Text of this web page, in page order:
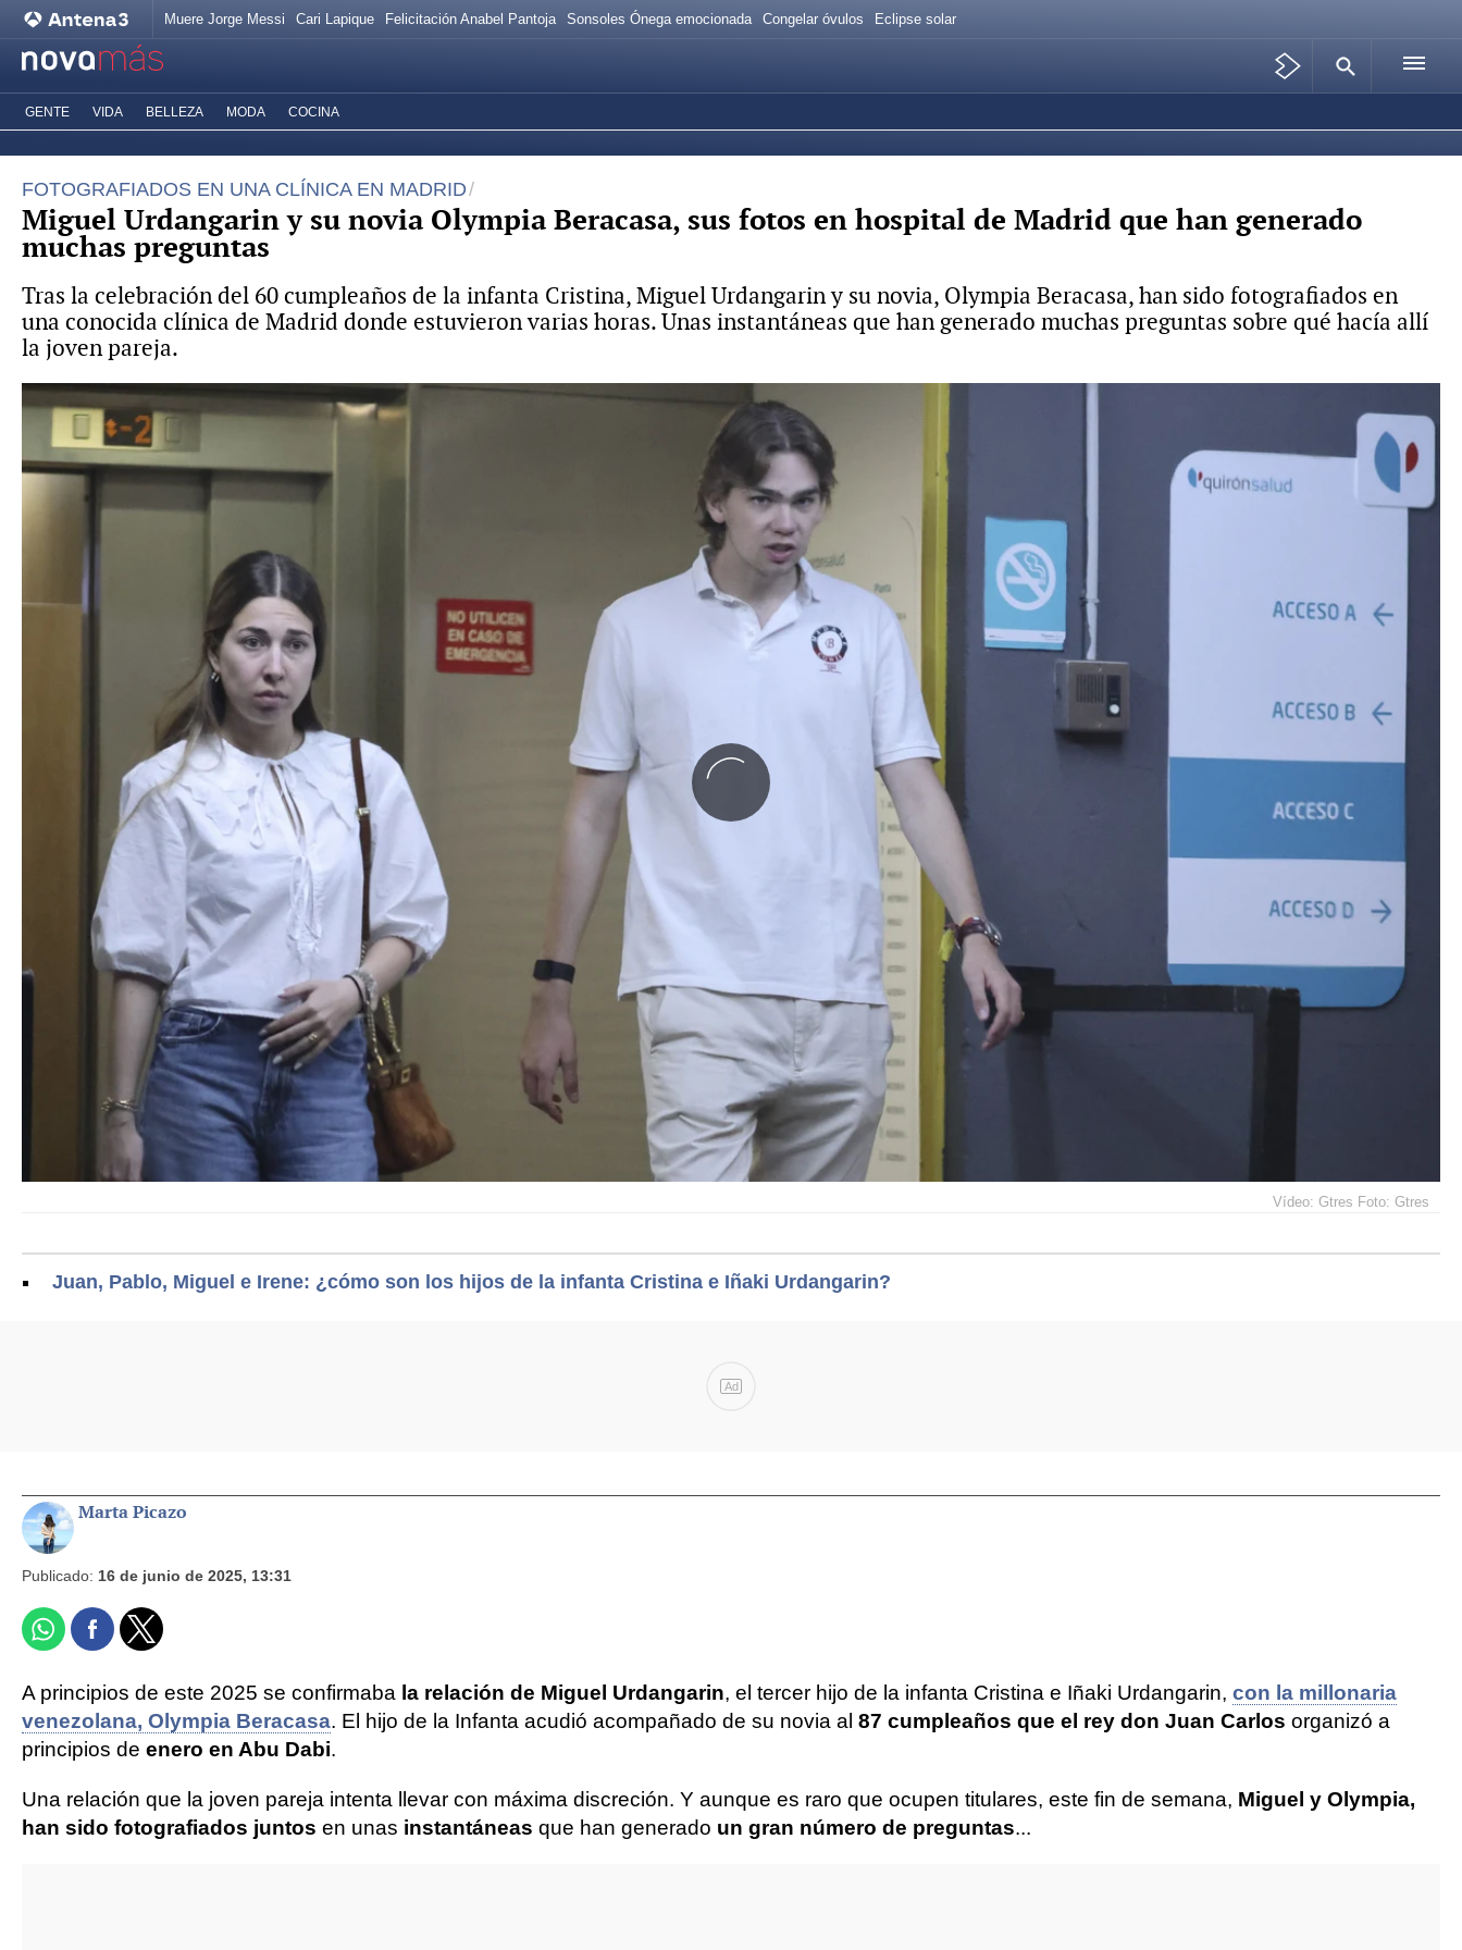
Muere Jorge Messi Cari Lapique Felicitación Anabel Pantoja Sonsoles Ónega emocionada Congelar óvulos Eclipse solar
GENTE VIDA BELLEZA MODA COCINA
FOTOGRAFIADOS EN UNA CLÍNICA EN MADRID
Miguel Urdangarin y su novia Olympia Beracasa, sus fotos en hospital de Madrid que han generado
muchas preguntas
Tras la celebración del 60 cumpleaños de la infanta Cristina, Miguel Urdangarin y su novia, Olympia Beracasa, han sido fotografiados en
una conocida clínica de Madrid donde estuvieron varias horas. Unas instantáneas que han generado muchas preguntas sobre qué hacía allí
la joven pareja.
Vídeo: Gtres Foto: Gtres
Juan, Pablo, Miguel e Irene: ¿cómo son los hijos de la infanta Cristina e Iñaki Urdangarin?
Ad
Marta Picazo
Publicado: 16 de junio de 2025, 13:31
A principios de este 2025 se confirmaba la relación de Miguel Urdangarin, el tercer hijo de la infanta Cristina e Iñaki Urdangarin, con la millonaria
venezolana, Olympia Beracasa. El hijo de la Infanta acudió acompañado de su novia al 87 cumpleaños que el rey don Juan Carlos organizó a
principios de enero en Abu Dabi.
Una relación que la joven pareja intenta llevar con máxima discreción. Y aunque es raro que ocupen titulares, este fin de semana, Miguel y Olympia,
han sido fotografiados juntos en unas instantáneas que han generado un gran número de preguntas...